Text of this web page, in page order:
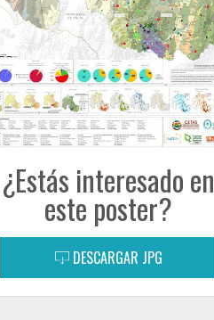
¿Estás interesado en
este poster?
DESCARGAR JPG